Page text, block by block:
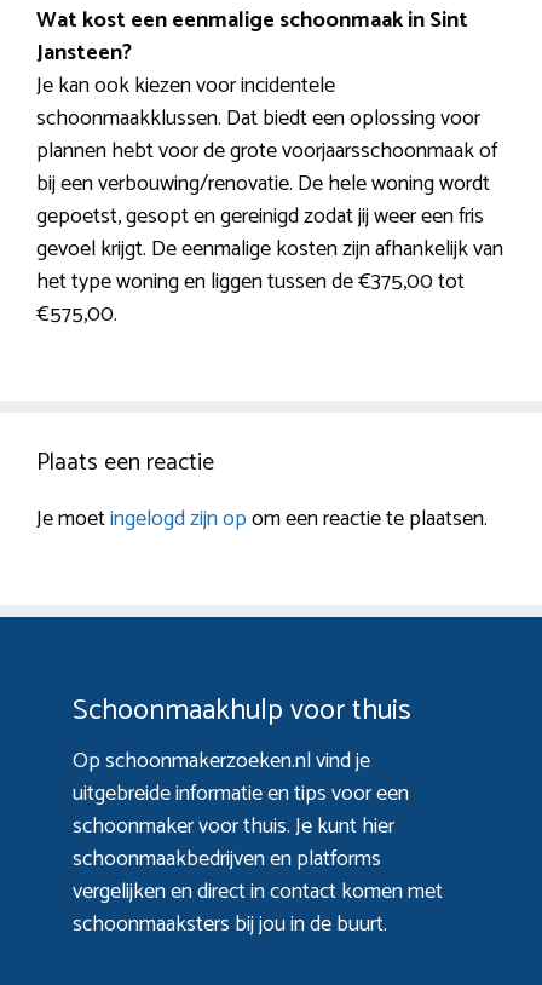
Wat kost een eenmalige schoonmaak in Sint
Jansteen?
Je kan ook kiezen voor incidentele
schoonmaakklussen. Dat biedt een oplossing voor
plannen hebt voor de grote voorjaarsschoonmaak of
bij een verbouwing/renovatie. De hele woning wordt
gepoetst, gesopt en gereinigd zodat jij weer een fris
gevoel krijgt. De eenmalige kosten zijn afhankelijk van
het type woning en liggen tussen de €375,00 tot
€575,00.
Plaats een reactie
Je moetingelogd zijn opom een reactie te plaatsen.
Schoonmaakhulp voor thuis
Op schoonmakerzoeken.nl vind je
uitgebreide informatie en tips voor een
schoonmaker voor thuis. Je kunt hier
schoonmaakbedrijven en platforms
vergelijken en direct in contact komen met
schoonmaaksters bij jou in de buurt.